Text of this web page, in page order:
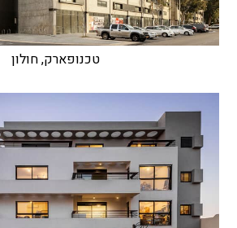
טכנופארק, חולון